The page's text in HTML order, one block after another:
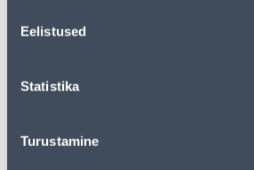
Eelistused
Statistika
Turustamine